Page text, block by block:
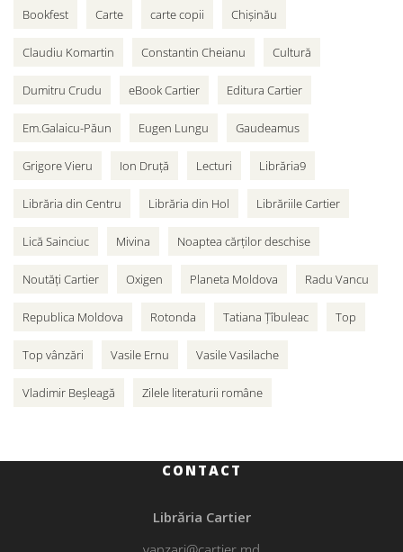
Bookfest Carte carte copii Chișinău
Claudiu Komartin Constantin Cheianu Cultură
Dumitru Crudu eBook Cartier Editura Cartier
Em.Galaicu-Păun Eugen Lungu Gaudeamus
Grigore Vieru Ion Druță Lecturi Librăria9
Librăria din Centru Librăria din Hol Librăriile Cartier
Lică Sainciuc Mivina Noaptea cărților deschise
Noutăți Cartier Oxigen Planeta Moldova Radu Vancu
Republica Moldova Rotonda Tatiana Țîbuleac Top
Top vânzări Vasile Ernu Vasile Vasilache
Vladimir Beșleagă Zilele literaturii române
CONTACT
Librăria Cartier